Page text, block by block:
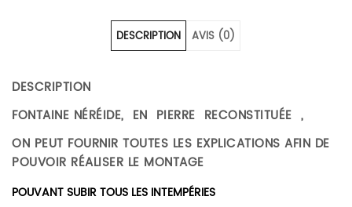
DESCRIPTION AVIS (0)
DESCRIPTION
FONTAINE NÉRÉIDE, EN PIERRE RECONSTITUÉE ,
ON PEUT FOURNIR TOUTES LES EXPLICATIONS AFIN DE
POUVOIR RÉALISER LE MONTAGE
POUVANT SUBIR TOUS LES INTEMPÉRIES